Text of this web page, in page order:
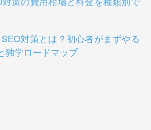
SEO対策とは？初心者がまずやる
独学ロードマップ